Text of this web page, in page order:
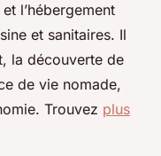
l’hébergement
et sanitaires. Il
la découverte de
de vie nomade,
Trouvez plus